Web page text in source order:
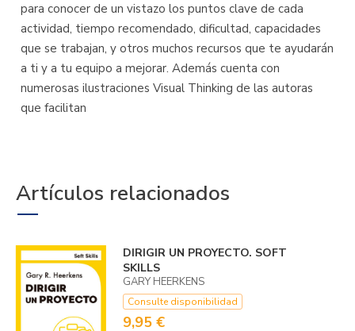
para conocer de un vistazo los puntos clave de cada
actividad, tiempo recomendado, dificultad, capacidades
que se trabajan, y otros muchos recursos que te ayudarán
a ti y a tu equipo a mejorar. Además cuenta con
numerosas ilustraciones Visual Thinking de las autoras
que facilitan
Artículos relacionados
DIRIGIR UN PROYECTO. SOFT
SKILLS
GARY HEERKENS
Consulte disponibilidad
9,95 €